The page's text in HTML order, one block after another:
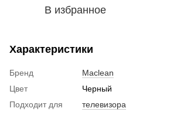
В избранное
Характеристики
Бренд
Maclean
Цвет
Черный
Подходит для
телевизора